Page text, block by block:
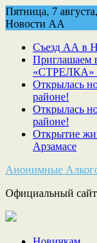
Skip
to
Пятница, 7
Новости АА
Съезд АА в
Приглашаем
«СТРЕЛКА»
Открылась
районе!
Открылась
районе!
Открытие
Арзамасе
Анонимные
Официальный сайт